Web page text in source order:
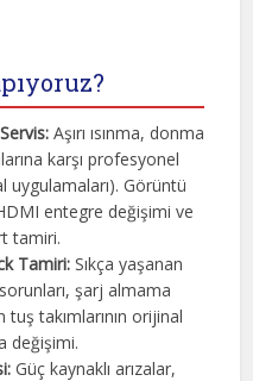
Aşırı ısınma, donma
karşı profesyonel
uygulamaları). Görüntü
entegre değişimi ve
tamiri.
Tamiri: Sıkça yaşanan
şarj almama
takımlarının orijinal
değişimi.
Güç kaynaklı arızalar,